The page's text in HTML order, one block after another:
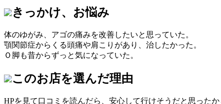
きっかけ、お悩み
体のゆがみ、アゴの痛みを改善したいと思っていた。
顎関節症からくる頭痛や肩こりがあり、治したかった。
Ｏ脚も昔からずっと気になっていた。
このお店を選んだ理由
HPを見て口コミを読んだら、安心して行けそうだと思った